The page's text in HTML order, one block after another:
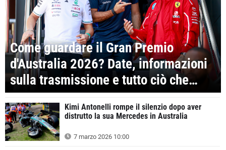
Come guardare il Gran Premio
d'Australia 2026? Date, informazioni
sulla trasmissione e tutto ciò che
devi sapere
Kimi Antonelli rompe il silenzio dopo aver
distrutto la sua Mercedes in Australia
7 marzo 2026 10:00